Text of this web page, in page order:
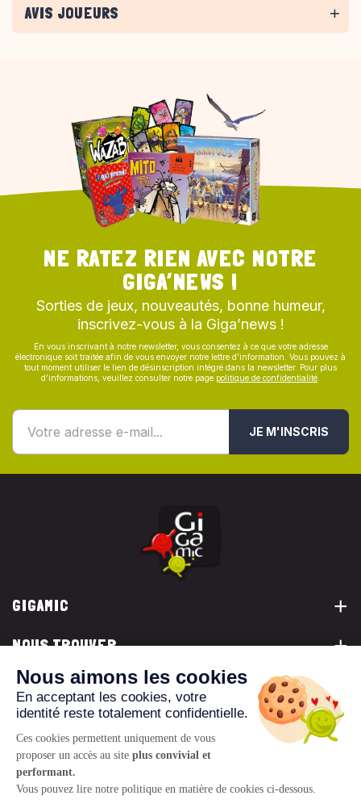
AVIS JOUEURS
NE RATEZ RIEN AVEC NOTRE
GIGA’NEWS !
Sorties de jeux, nouveautés, bonne humeur,
inscrivez-vous à la Giga’news !
En vous inscrivant à notre newsletter, vous consentez à ce que votre adresse
électronique soit traitée afin de vous envoyer notre lettre d’information. Vous pouvez à
tout moment utiliser le lien de désinscription intégré dans la newsletter. Pour plus
d’informations, veuillez consulter notre page politique de confidentialité
JE M'INSCRIS
GIGAMIC
NOUS TROUVER
VOUS ÊTES...
NOUS CONTACTER
© 2026 www.gigamic.com
Mentions légales